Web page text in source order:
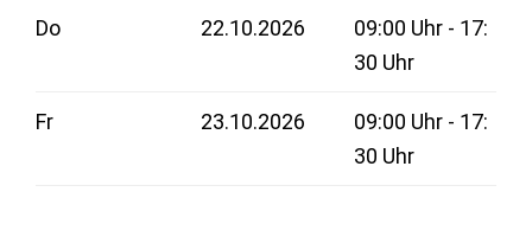
Do 22.10.2026
09:00 Uhr - 17:
30 Uhr
Fr 23.10.2026
09:00 Uhr - 17:
30 Uhr